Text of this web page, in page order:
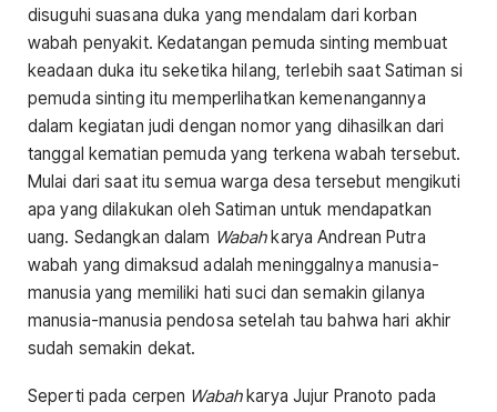
disuguhi suasana duka yang mendalam dari korban
wabah penyakit. Kedatangan pemuda sinting membuat
keadaan duka itu seketika hilang, terlebih saat Satiman si
pemuda sinting itu memperlihatkan kemenangannya
dalam kegiatan judi dengan nomor yang dihasilkan dari
tanggal kematian pemuda yang terkena wabah tersebut.
Mulai dari saat itu semua warga desa tersebut mengikuti
apa yang dilakukan oleh Satiman untuk mendapatkan
uang. Sedangkan dalam Wabahkarya Andrean Putra
wabah yang dimaksud adalah meninggalnya manusia-
manusia yang memiliki hati suci dan semakin gilanya
manusia-manusia pendosa setelah tau bahwa hari akhir
sudah semakin dekat.
Seperti pada cerpen Wabahkarya Jujur Pranoto pada